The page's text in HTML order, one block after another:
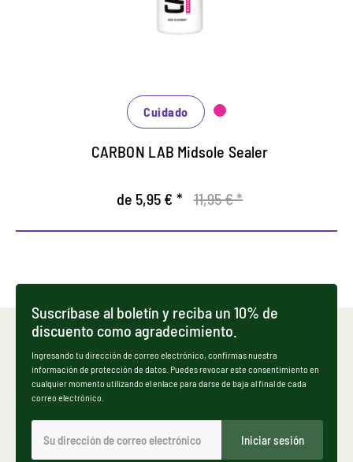
Protege efectivamente de la suciedad.
Cuidado
CARBON LAB Midsole Sealer
de 5,95 € * 11,95 € *
Suscríbase al boletín y reciba un 10% de
discuento como agradecimiento.
Ingresando tu dirección de correo electrónico, confirmas nuestra
información de protección de datos. Puedes revocar este consentimiento en
cualquier momento utilizando el enlace para darse de baja al final de cada
correo electrónico.
Iniciar sesión